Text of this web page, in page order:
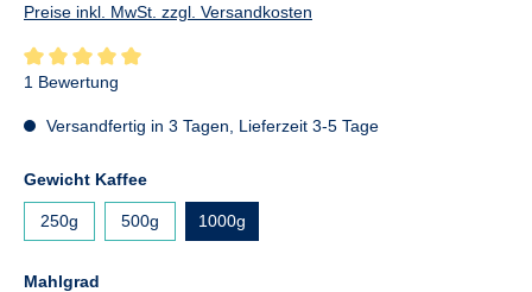
Preise inkl. MwSt. zzgl. Versandkosten
Durchschnittliche Bewertung von 5 von 5 Sternen
1 Bewertung
Versandfertig in 3 Tagen, Lieferzeit 3-5 Tage
Gewicht Kaffeeauswählen
250g 500g 1000g
Mahlgrad